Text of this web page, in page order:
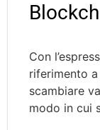
Con
riferimento
scambiare
modo in cui